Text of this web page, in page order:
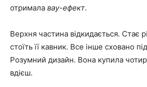
отримала вау-ефект.
Верхня частина відкидається. Стає
стоїть її кавник. Все інше сховано
Розумний дизайн. Вона купила
вдієш.